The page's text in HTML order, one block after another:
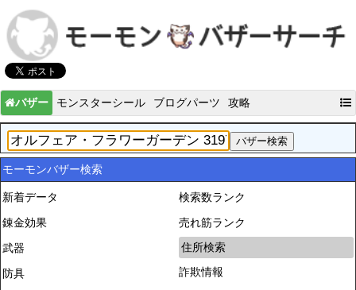
バザー モンスターシール ブログパーツ 攻略
モーモンバザー検索
新着データ
錬金効果
武器
防具
検索数ランク
売れ筋ランク
住所検索
詐欺情報